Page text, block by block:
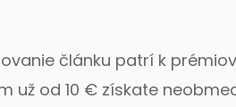
článku patrí k
už od 10 € získate